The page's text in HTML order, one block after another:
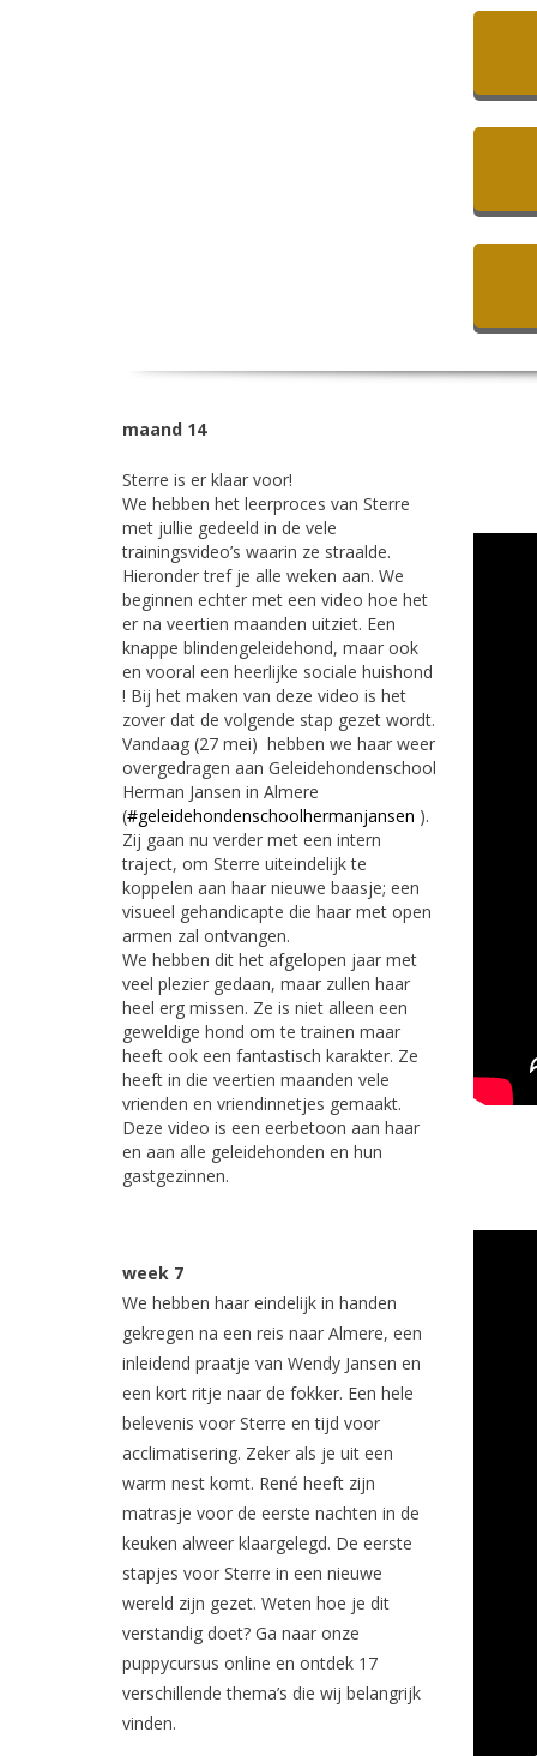
maand 14
Sterre is er klaar voor!
We hebben het leerproces van Sterre
met jullie gedeeld in de vele
trainingsvideo’s waarin ze straalde.
Hieronder tref je alle weken aan. We
beginnen echter met een video hoe het
er na veertien maanden uitziet. Een
knappe blindengeleidehond, maar ook
en vooral een heerlijke sociale huishond
! Bij het maken van deze video is het
zover dat de volgende stap gezet wordt.
Vandaag (27 mei) hebben we haar weer
overgedragen aan Geleidehondenschool
Herman Jansen in Almere
(#geleidehondenschoolhermanjansen ).
Zij gaan nu verder met een intern
traject, om Sterre uiteindelijk te
koppelen aan haar nieuwe baasje; een
visueel gehandicapte die haar met open
armen zal ontvangen.
We hebben dit het afgelopen jaar met
veel plezier gedaan, maar zullen haar
heel erg missen. Ze is niet alleen een
geweldige hond om te trainen maar
heeft ook een fantastisch karakter. Ze
heeft in die veertien maanden vele
vrienden en vriendinnetjes gemaakt.
Deze video is een eerbetoon aan haar
en aan alle geleidehonden en hun
gastgezinnen.
week 7
We hebben haar eindelijk in handen
gekregen na een reis naar Almere, een
inleidend praatje van Wendy Jansen en
een kort ritje naar de fokker. Een hele
belevenis voor Sterre en tijd voor
acclimatisering. Zeker als je uit een
warm nest komt. René heeft zijn
matrasje voor de eerste nachten in de
keuken alweer klaargelegd. De eerste
stapjes voor Sterre in een nieuwe
wereld zijn gezet. Weten hoe je dit
verstandig doet? Ga naar onze
puppycursus online en ontdek 17
verschillende thema’s die wij belangrijk
vinden.